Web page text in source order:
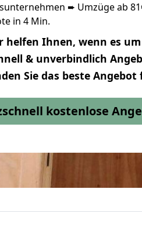
➨ Umzüge ab
in 4 Min.
helfen Ihnen, wenn es
& unverbindlich
Sie das beste
kostenlose